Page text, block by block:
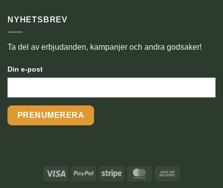
enkel
berikning
skillnad
–
och
hur
NYHETSBREV
Ta del av erbjudanden, kampanjer och andra godsaker!
Din e-post
Visa PayPal Stripe MasterCard